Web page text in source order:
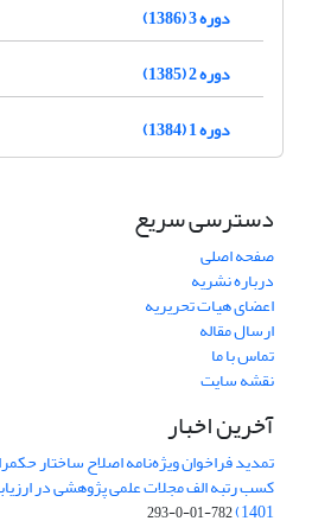
دوره 3 (1386)
دوره 2 (1385)
دوره 1 (1384)
دسترسی سریع
صفحه اصلی
درباره نشریه
اعضای هیات تحریریه
ارسال مقاله
تماس با ما
نقشه سایت
آخرین اخبار
تمدید فراخوان ویژه‌نامه اصلاح ساختار
1401)
782-01-0-293